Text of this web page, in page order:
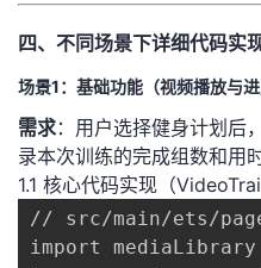
四、不同场景下详细代码实
场景1：基础功能（视频播放与进
​需求​：用户选择健身计划后
录本次训练的完成组数和用
1.1 核心代码实现（
// src/main/ets/
import